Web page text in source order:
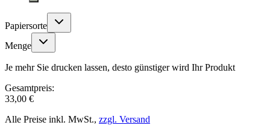
Papiersorte
Menge
Je mehr Sie drucken lassen, desto günstiger wird Ihr Produkt
Gesamtpreis:
33,00 €
Alle Preise inkl. MwSt., zzgl. Versand